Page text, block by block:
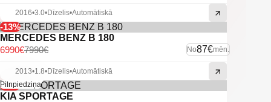
2016•3.0•Dīzelis•Automātiskā
-13%
MERCEDES BENZ B 180
No87€mēn.
7990€
6990€
2013•1.8•Dīzelis•Automātiskā
-11%
Pilnpiedziņa
KIA SPORTAGE